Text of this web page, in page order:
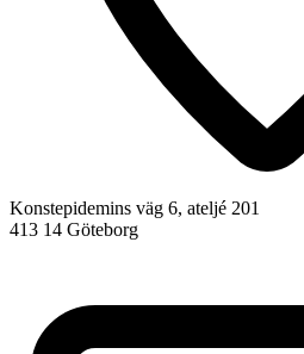
Konstepidemins väg 6, ateljé 201
413 14 Göteborg